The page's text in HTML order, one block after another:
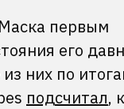
первым
его
них по
подсчитал,